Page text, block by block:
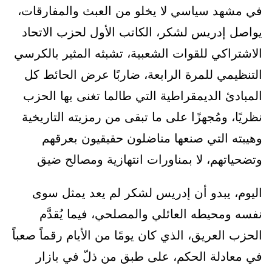
في مشهد سياسي لا يخلو من العبث والمفارقات،
يواصل إدريس لشكر، الكاتب الأول لحزب الاتحاد
الاشتراكي للقوات الشعبية، تشبثه المثير بالكرسي
التنظيمي للمرة الرابعة، ضاربًا عرض الحائط كل
المبادئ الديمقراطية التي طالما تغنى بها الحزب
نظريًا، ومُجهزًا على ما تبقى من رمزيته التاريخية
وهيبته التي صنعها مناضلون حقيقيون بعرقهم
وتضحياتهم، لا بمناورات انتهازية ومصالح ضيق
اليوم، يبدو أن إدريس لشكر لم يعد يمثل سوى
نفسه ومحيطه العائلي والمصلحي، فيما يُقدَّم
الحزب العريق، الذي كان يومًا من الأيام رقماً صعباً
في معادلة الحكم، على طبق من ذلّ في بازار